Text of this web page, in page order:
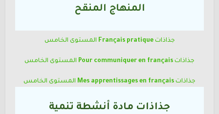
المنهاج المنقح
جذاذاتFrançais pratique المستوى الخامس
جذاذات Pour communiquer en français المستوى الخامس
جذاذات Mes apprentissages en français المستوى الخامس
جذاذات مادة أنشطة تنمية